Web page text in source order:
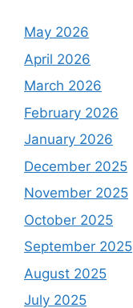
May 2026
April 2026
March 2026
February 2026
January 2026
December 2025
November 2025
October 2025
September 2025
August 2025
July 2025